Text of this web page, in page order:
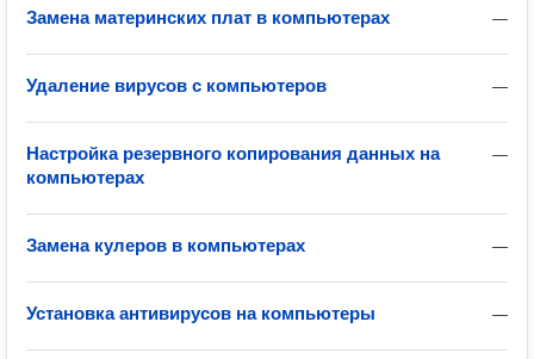
—
Замена материнских плат в компьютерах
—
Удаление вирусов с компьютеров
—
Настройка резервного копирования данных на
компьютерах
—
Замена кулеров в компьютерах
—
Установка антивирусов на компьютеры